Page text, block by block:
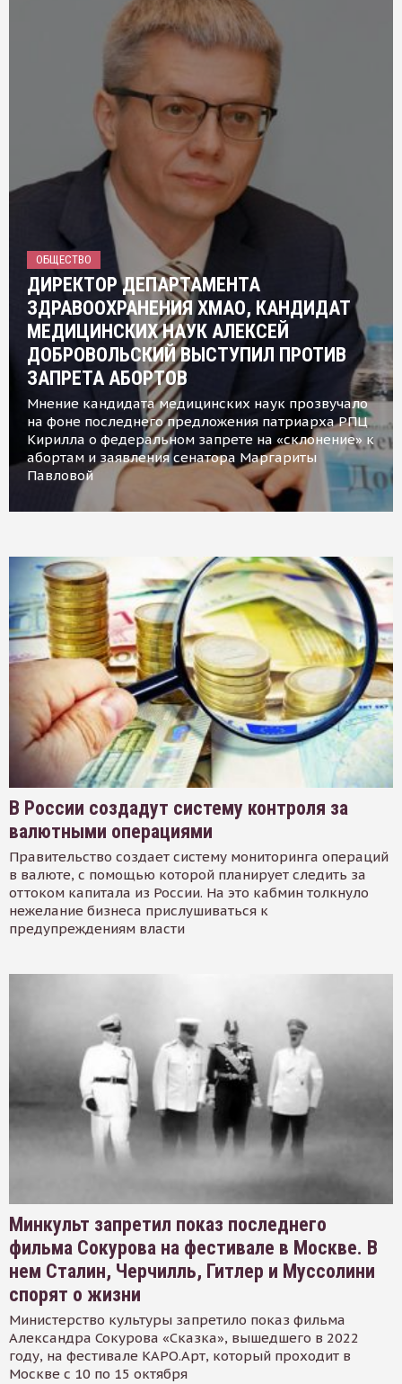
ОБЩЕСТВО
ДИРЕКТОР ДЕПАРТАМЕНТА
ЗДРАВООХРАНЕНИЯ ХМАО, КАНДИДАТ
МЕДИЦИНСКИХ НАУК АЛЕКСЕЙ
ДОБРОВОЛЬСКИЙ ВЫСТУПИЛ ПРОТИВ
ЗАПРЕТА АБОРТОВ
Мнение кандидата медицинских наук прозвучало
на фоне последнего предложения патриарха РПЦ
Кирилла о федеральном запрете на «склонение» к
абортам и заявления сенатора Маргариты
Павловой
В России создадут систему контроля за
валютными операциями
Правительство создает систему мониторинга операций
в валюте, с помощью которой планирует следить за
оттоком капитала из России. На это кабмин толкнуло
нежелание бизнеса прислушиваться к
предупреждениям власти
Минкульт запретил показ последнего
фильма Сокурова на фестивале в Москве. В
нем Сталин, Черчилль, Гитлер и Муссолини
спорят о жизни
Министерство культуры запретило показ фильма
Александра Сокурова «Сказка», вышедшего в 2022
году, на фестивале КАРО.Арт, который проходит в
Москве с 10 по 15 октября